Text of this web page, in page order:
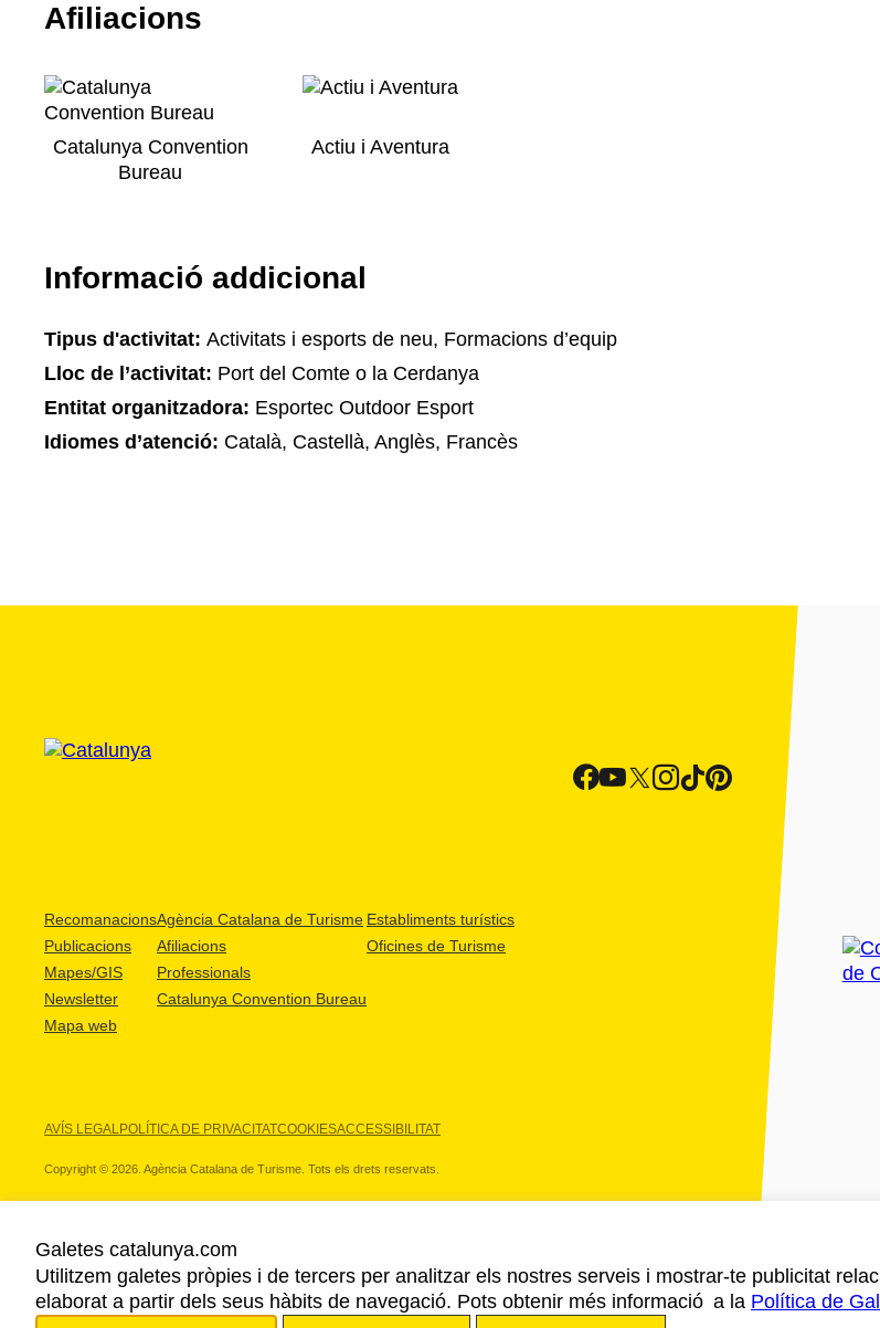
Afiliacions
Catalunya Convention
Bureau
Actiu i Aventura
Informació addicional
Tipus d'activitat: Activitats i esports de neu, Formacions d’equip
Lloc de l’activitat: Port del Comte o la Cerdanya
Entitat organitzadora: Esportec Outdoor Esport
Idiomes d’atenció: Català, Castellà, Anglès, Francès
Recomanacions
Publicacions
Mapes/GIS
Newsletter
Mapa web
Agència Catalana de Turisme
Afiliacions
Professionals
Catalunya Convention Bureau
Establiments turístics
Oficines de Turisme
AVÍS LEGALPOLÍTICA DE PRIVACITATCOOKIESACCESSIBILITAT
Copyright © 2026. Agència Catalana de Turisme. Tots els drets reservats.
ELS NOSTRES PARTNERS
Galetes catalunya.com
Utilitzem galetes pròpies i de tercers per analitzar els nostres serveis i mostrar-te publicitat
elaborat a partir dels seus hàbits de navegació. Pots obtenir més informació a la Política de